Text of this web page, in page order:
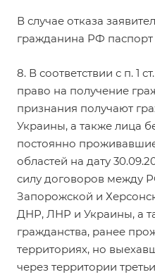
В случае отказа
гражданина РФ паспорт
8. В соответствии с п. 1
право на получение
признания получают
Украины, а также лица
постоянно
областей на дату
силу договоров между
Запорожской и
ДНР, ЛНР и Украины, а
гражданства, ранее
территориях, но
через территории